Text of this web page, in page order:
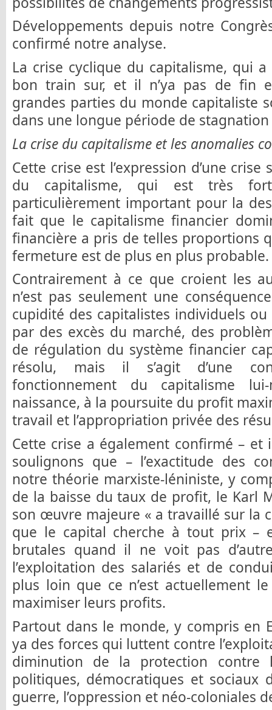
Développements depuis notre
confirmé notre analyse.
La crise cyclique du capitalisme, qui
bon train sur, et il n’ya pas de fin
grandes parties du monde capitaliste
dans une longue période de
La crise du capitalisme et les anomalies
Cette crise est l’expression d’une
du capitalisme, qui est très
particulièrement important pour la
fait que le capitalisme financier
financière a pris de telles proportions
fermeture est de plus en plus probable.
Contrairement à ce que croient les
n’est pas seulement une
cupidité des capitalistes individuels ou
par des excès du marché, des
de régulation du système financier
résolu, mais il s’agit d’une
fonctionnement du capitalisme
naissance, à la poursuite du profit
travail et l’appropriation privée des
Cette crise a également confirmé –
soulignons que – l’exactitude des
notre théorie marxiste-léniniste, y
de la baisse du taux de profit, le Karl
son œuvre majeure « a travaillé sur la
que le capital cherche à tout prix –
brutales quand il ne voit pas
l’exploitation des salariés et de
plus loin que ce n’est actuellement
maximiser leurs profits.
Partout dans le monde, y compris en
ya des forces qui luttent contre
diminution de la protection contre
politiques, démocratiques et sociaux
guerre, l’oppression et néo-coloniales